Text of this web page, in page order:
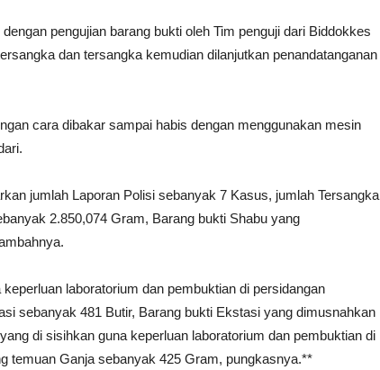
pengujian barang bukti oleh Tim penguji dari Biddokkes
dan tersangka kemudian dilanjutkan penandatanganan
cara dibakar sampai habis dengan menggunakan mesin
jumlah Laporan Polisi sebanyak 7 Kasus, jumlah Tersangka
2.850,074 Gram, Barang bukti Shabu yang
laboratorium dan pembuktian di persidangan
sebanyak 481 Butir, Barang bukti Ekstasi yang dimusnahkan
di sisihkan guna keperluan laboratorium dan pembuktian di
temuan Ganja sebanyak 425 Gram, pungkasnya.**